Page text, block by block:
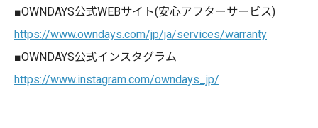
■OWNDAYS公式WEBサイト(安心アフターサービス)
https://www.owndays.com/jp/ja/services/warranty
■OWNDAYS公式インスタグラム
https://www.instagram.com/owndays_jp/